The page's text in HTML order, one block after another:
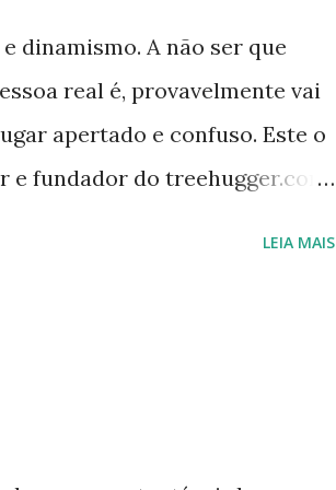
dinamismo. A não ser que
real é, provavelmente vai
apertado e confuso. Este o
e fundador do treehugger.com
E o que ele tem agora parece
como eu consegue
você entra, você
LEIA MAIS